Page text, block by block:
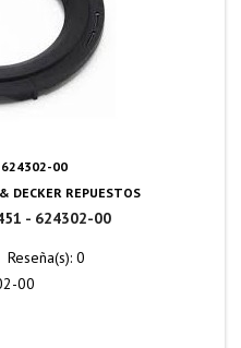
624302-00
DECKER REPUESTOS
- 624302-00
Reseña(s): 0
00